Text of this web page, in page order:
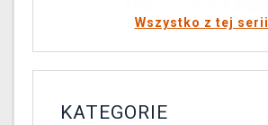
Wszystko z tej serii
KATEGORIE